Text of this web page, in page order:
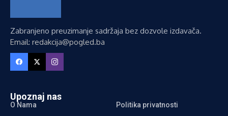
Zabranjeno preuzimanje sadržaja bez dozvole izdavača.
Email: redakcija@pogled.ba
Upoznaj nas
O Nama
Politika privatnosti